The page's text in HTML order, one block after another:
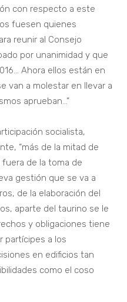
con respecto a este
fuesen quienes
reunir al Consejo
por unanimidad y que
Ahora ellos están en
van a molestar en llevar a
aprueban…”
socialista,
“más de la mitad de
de la toma de
gestión que se va a
de la elaboración del
aparte del taurino se le
y obligaciones tiene
partícipes a los
en edificios tan
como el coso